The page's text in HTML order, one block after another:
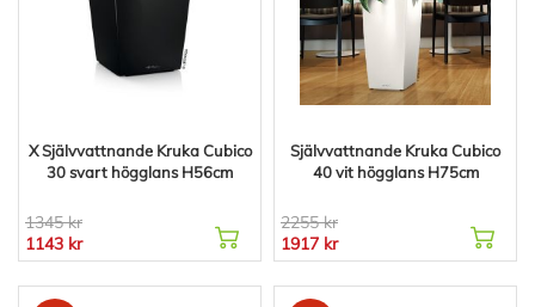
X Självvattnande Kruka Cubico
30 svart högglans H56cm
1345 kr
1143 kr
Självvattnande Kruka Cubico
40 vit högglans H75cm
2255 kr
1917 kr